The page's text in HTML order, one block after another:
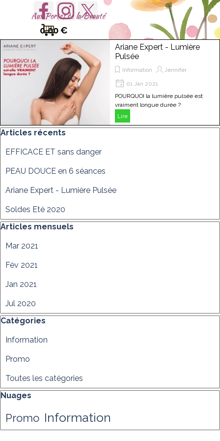
Aller au contenu
Sauter le menu
0.00 €
Aux Portes de la Beauté
Ariane Expert - Lumière
Pulsée
Information
Jennifer
01 Jan 2021
POURQUOI la lumière pulsée est
vraiment longue durée ?
Lire
Sauter le bloc Articles récents
Articles récents
EFFICACE ET sans danger
PEAU DOUCE en 6 séances
Ariane Expert - Lumière Pulsée
Soldes Eté 2020
Sauter le bloc Articles mensuels
Articles mensuels
Mar 2021
Fév 2021
Jan 2021
Jul 2020
Sauter le bloc Catégories
Catégories
Information
Promo
Toutes les catégories
Sauter le bloc Nuages
Nuages
Promo Information